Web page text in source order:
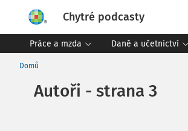
Chytré podcasty
Práce a mzda Daně a učetnictví
Domů
Autoři - strana 3